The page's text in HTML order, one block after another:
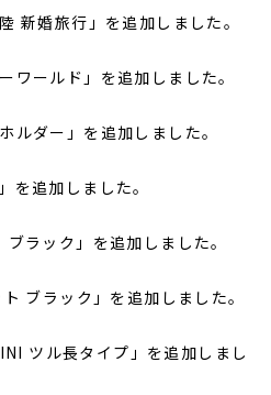
新婚旅行」を追加しました。
ワールド」を追加しました。
ルダー」を追加しました。
を追加しました。
ラック」を追加しました。
ブラック」を追加しました。
ツル長タイプ」を追加しまし